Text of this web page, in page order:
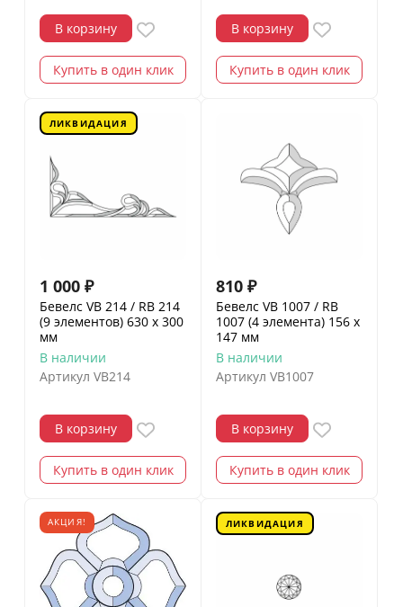
В корзину
Купить в один клик
В корзину
Купить в один клик
ЛИКВИДАЦИЯ
1 000 ₽
Бевелс VB 214 / RB 214
(9 элементов) 630 х 300
мм
В наличии
Артикул VB214
В корзину
Купить в один клик
810 ₽
Бевелс VB 1007 / RB
1007 (4 элемента) 156 х
147 мм
В наличии
Артикул VB1007
В корзину
Купить в один клик
АКЦИЯ! ЛИКВИДАЦИЯ